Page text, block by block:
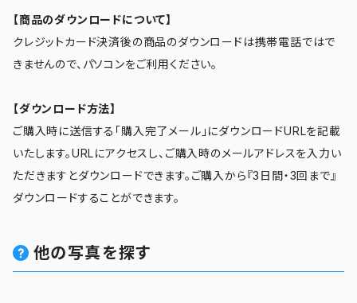
【商品のダウンロードについて】
クレジットカード決済後の商品のダウンロードは携帯電話ではで
きませんので、パソコンをご利用ください。
【ダウンロード方法】
ご購入時に送信する「購入完了メール」にダウンロードURLを記載
いたします。URLにアクセスし、ご購入時のメールアドレスを入力い
ただきますとダウンロードできます。ご購入から『3日間・3回まで』
ダウンロードすることができます。
他の写真を探す